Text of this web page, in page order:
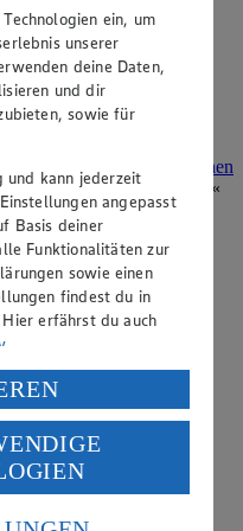
im Prospekt
deines Marktes im
Ansehen
Blick.
ein, um
unserer
deine Daten,
und dir
sowie für
kann jederzeit
angepasst
Basis deiner
Funktionalitäten zur
sowie einen
findest du in
erfährst du auch
.
Daten in den
willigst du im Sinne
ein, dass deine
Der EuGH sieht
europäischen